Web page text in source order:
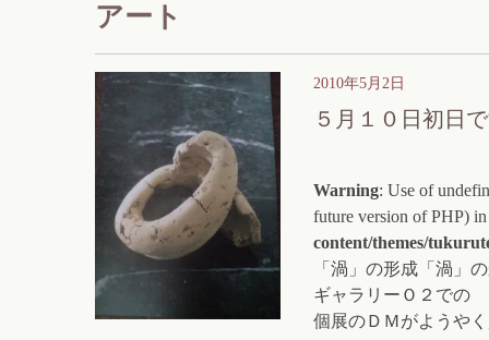
アート
2010年5月2日
５月１０日初日で
Warning: Use of
future version of PHP) in
content/themes/
「渦」の形成「渦」
ギャラリーＯ２での
個展のＤＭがようやく